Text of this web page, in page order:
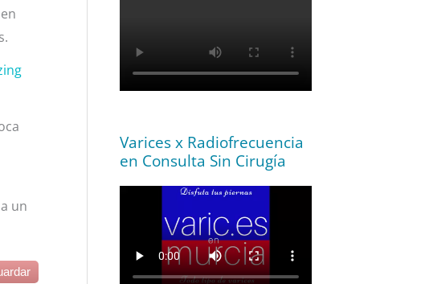
un
Varices x Radiofrecuencia
en Consulta Sin Cirugía